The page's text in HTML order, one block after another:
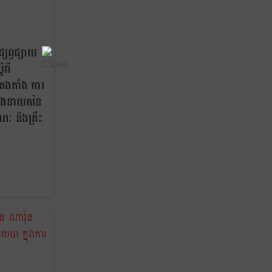
វផ្សាយ
ពី
តាំង ការ
នាយកនៃ
ៈ និងគ្រឹះ